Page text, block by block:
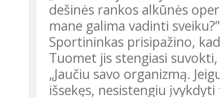
dešinės rankos alkūnės
mane galima vadinti
Sportininkas prisipažino,
Tuomet jis stengiasi
„Jaučiu savo organizmą.
išsekęs, nesistengiu